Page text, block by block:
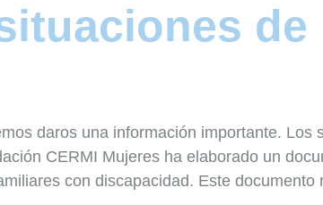
de
daros una información importante. Los
CERMI Mujeres ha elaborado un
con discapacidad. Este